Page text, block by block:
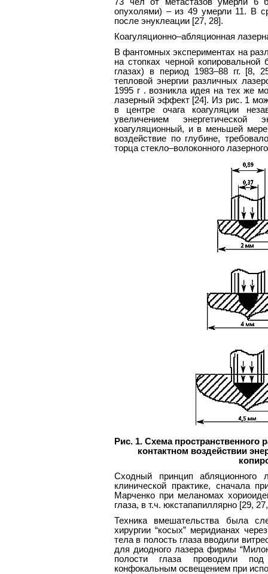
опухолями) – из 49 умерли 11. В
после энуклеации [27, 28].
Коагуляционно–абляционная
В фантомных экспериментах на
на стопках черной
глазах) в период 1983–88 гг. [8,
тепловой энергии различных
1995 г . возникла идея на тех же
лазерный эффект [24]. Из рис. 1
в центре очага коагуляции
увеличением
коагуляционный, и в меньшей
воздействие по глубине,
торца стекло–волоконного
Рис. 1. Схема пространственного
контактном воздействии
Сходный принцип
клинической практике, сначала
Марченко при меланомах
глаза, в т.ч. юкстапапиллярно [29,
Техника вмешательства была
хирургии “косых” меридианах
тела в полость глаза вводили
для диодного лазера фирмы
полости глаза проводили
конфокальным освещением при